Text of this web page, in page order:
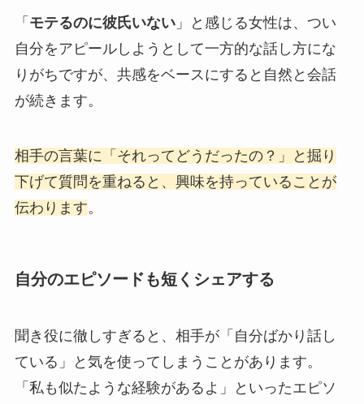
「 モテるのに彼氏いない」と感じる女性は、つい
自分をアピールしようとして一方的な話し方にな
りがちですが、共感をベースにすると自然と会話
が続きます。
相手の言葉に「それってどうだったの？」と掘り
下げて質問を重ねると、興味を持っていることが
伝わります。
自分のエピソードも短くシェアする
聞き役に徹しすぎると、相手が「自分ばかり話し
ている」と気を使ってしまうことがあります。
「私も似たような経験があるよ」といったエピソ